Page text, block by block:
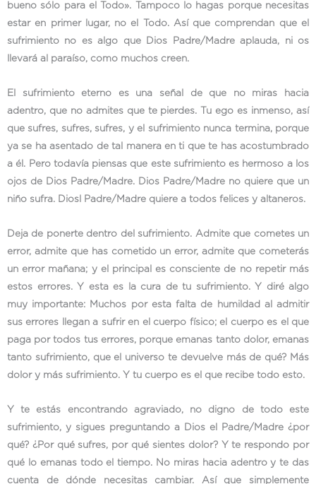
bueno sólo para el Todo». Tampoco lo hagas porque necesitas
estar en primer lugar, no el Todo. Así que comprendan que el
sufrimiento no es algo que Dios Padre/Madre aplauda, ni os
llevará al paraíso, como muchos creen.
El sufrimiento eterno es una señal de que no miras hacia
adentro, que no admites que te pierdes. Tu ego es inmenso, así
que sufres, sufres, sufres, y el sufrimiento nunca termina, porque
ya se ha asentado de tal manera en ti que te has acostumbrado
a él. Pero todavía piensas que este sufrimiento es hermoso a los
ojos de Dios Padre/Madre. Dios Padre/Madre no quiere que un
niño sufra. Diosl Padre/Madre quiere a todos felices y altaneros.
Deja de ponerte dentro del sufrimiento. Admite que cometes un
error, admite que has cometido un error, admite que cometerás
un error mañana; y el principal es consciente de no repetir más
estos errores. Y esta es la cura de tu sufrimiento. Y diré algo
muy importante: Muchos por esta falta de humildad al admitir
sus errores llegan a sufrir en el cuerpo físico; el cuerpo es el que
paga por todos tus errores, porque emanas tanto dolor, emanas
tanto sufrimiento, que el universo te devuelve más de qué? Más
dolor y más sufrimiento. Y tu cuerpo es el que recibe todo esto.
Y te estás encontrando agraviado, no digno de todo este
sufrimiento, y sigues preguntando a Dios el Padre/Madre ¿por
qué? ¿Por qué sufres, por qué sientes dolor? Y te respondo por
qué lo emanas todo el tiempo. No miras hacia adentro y te das
cuenta de dónde necesitas cambiar. Así que simplemente